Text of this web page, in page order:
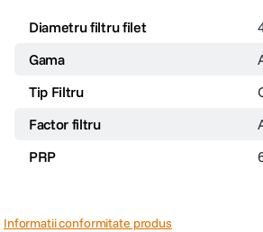
Diametru filtru filet
Gama
Tip Filtru
Factor filtru
PRP
Informatii conformitate produs